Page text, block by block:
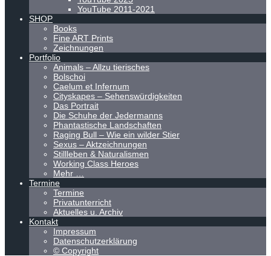
YouTube 2011-2021
SHOP
Books
Fine ART Prints
Zeichnungen
Portfolio
Animals – Allzu tierisches
Bolschoi
Caelum et Infernum
Cityskapes – Sehenswürdigkeiten
Das Portrait
Die Schuhe der Jedermanns
Phantastische Landschaften
Raging Bull – Wie ein wilder Stier
Sexus – Aktzeichnungen
Stillleben & Naturalismen
Working Class Heroes
Mehr …
Termine
Termine
Privatunterricht
Aktuelles u. Archiv
Kontakt
Impressum
Datenschutzerklärung
© Copyright